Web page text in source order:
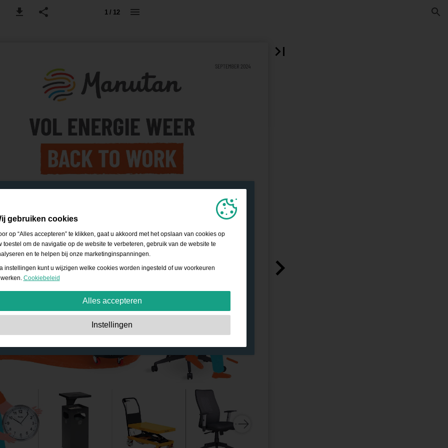
1 / 12
gebruiken cookies
op “Alles accepteren” te klikken, gaat u akkoord met het opslaan van cookies op
toestel om de navigatie op de website te verbeteren, gebruik van de website te
en te helpen bij onze marketinginspanningen.
instellingen kunt u wijzigen welke cookies worden ingesteld of uw voorkeuren
Cookiebeleid
Alles accepteren
Deze cookies zijn essentieel om basisfunctionaliteit mogelijk
te maken, zoals navigatie, het verlenen van toegang tot beveiligde inhoud en het
Prestatie:
Met deze cookies kunnen we bezoeken tellen, het verkeer van
verschillende bronnen bijhouden en zien hoe de website wordt gebruikt. Dit wordt
gebruikt om de prestaties te verbeteren. Alle informatie is geaggregeerd en
Functionaliteit:
Met deze cookies kan de website verbeterde functies en
persoonlijke opties bieden. Bijvoorbeeld keuzes voor de lettergrootte, etc.
Adverteren:
Deze cookies worden gebruikt om advertenties te tonen die
relevanter zijn voor jou en je interesses. Ze slaan geen persoonlijke gegevens op,
Instellingen